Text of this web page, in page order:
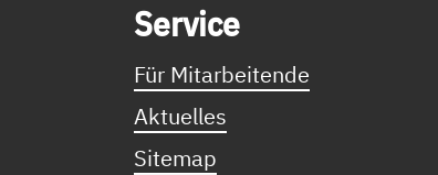
Ser­vice
Für Mitarbeitende
Aktuelles
Sitemap